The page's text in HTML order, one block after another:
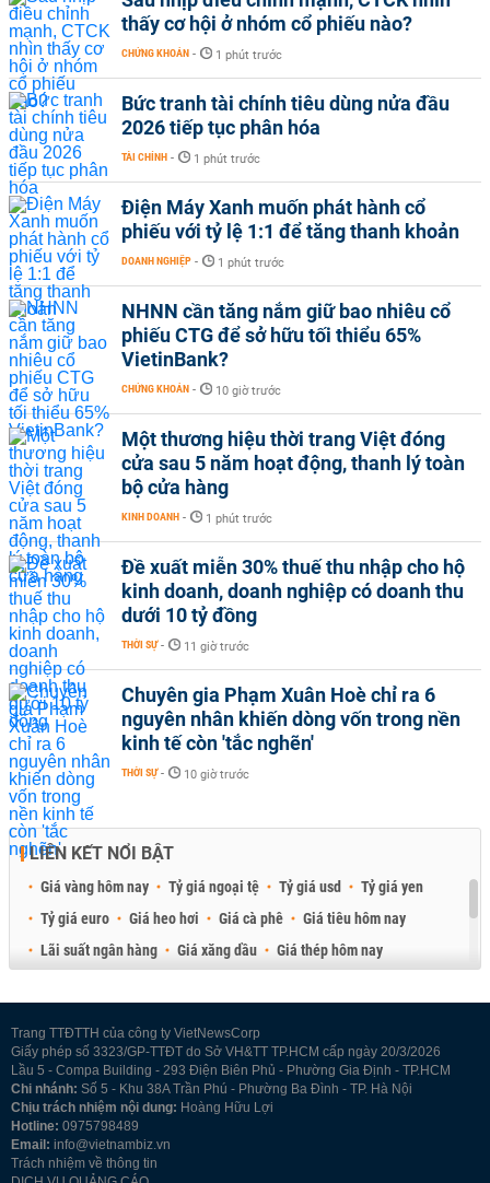
thấy cơ hội ở nhóm cổ phiếu nào?
CHỨNG KHOÁN - 1 phút trước
Bức tranh tài chính tiêu dùng nửa đầu
2026 tiếp tục phân hóa
TÀI CHÍNH - 1 phút trước
Điện Máy Xanh muốn phát hành cổ
phiếu với tỷ lệ 1:1 để tăng thanh khoản
DOANH NGHIỆP - 1 phút trước
NHNN cần tăng nắm giữ bao nhiêu cổ
phiếu CTG để sở hữu tối thiểu 65%
VietinBank?
CHỨNG KHOÁN - 10 giờ trước
Một thương hiệu thời trang Việt đóng
cửa sau 5 năm hoạt động, thanh lý toàn
bộ cửa hàng
KINH DOANH - 1 phút trước
Đề xuất miễn 30% thuế thu nhập cho hộ
kinh doanh, doanh nghiệp có doanh thu
dưới 10 tỷ đồng
THỜI SỰ - 11 giờ trước
Chuyên gia Phạm Xuân Hoè chỉ ra 6
nguyên nhân khiến dòng vốn trong nền
kinh tế còn 'tắc nghẽn'
THỜI SỰ - 10 giờ trước
LIÊN KẾT NỔI BẬT
Giá vàng hôm nay Tỷ giá ngoại tệ Tỷ giá usd
Tỷ giá yen
Tỷ giá euro
Giá heo hơi Giá cà phê
Giá tiêu hôm nay
Lãi suất ngân hàng
Giá xăng dầu
Giá thép hôm nay
Trang TTĐTTH của công ty VietNewsCorp
Giấy phép số 3323/GP-TTĐT do Sở VH&TT TP.HCM cấp ngày 20/3/2026
Lầu 5 - Compa Building - 293 Điện Biên Phủ - Phường Gia Định - TP.HCM
Chi nhánh: Số 5 - Khu 38A Trần Phú - Phường Ba Đình - TP. Hà Nội
Chịu trách nhiệm nội dung: Hoàng Hữu Lợi
Hotline: 0975798489
Email: info@vietnambiz.vn
Trách nhiệm về thông tin